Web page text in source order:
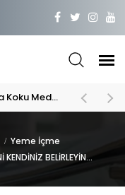
Yeme İçme
KENDİNİZ BELİRLEYİN…